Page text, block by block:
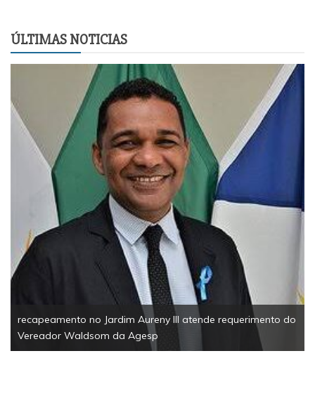
ÚLTIMAS NOTICIAS
recapeamento no Jardim Aureny III atende requerimento do
Vereador Waldsom da Agesp